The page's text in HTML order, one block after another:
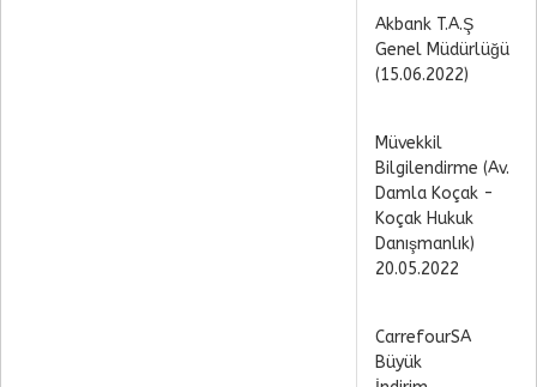
Akbank T.A.Ş
Genel Müdürlüğü
(15.06.2022)
Müvekkil
Bilgilendirme (Av.
Damla Koçak -
Koçak Hukuk
Danışmanlık)
20.05.2022
CarrefourSA
Büyük